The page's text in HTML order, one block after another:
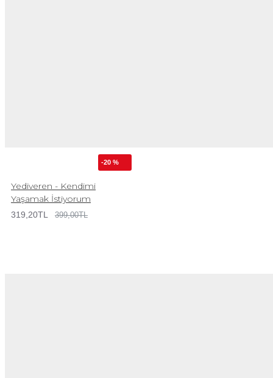
-20 %
Yediveren - Kendimi
Yaşamak İstiyorum
319,20TL 399,00TL